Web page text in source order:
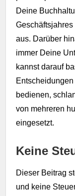
Deine
aus. Darüber
immer Deine
kannst darauf
bedienen,
von mehreren
eingesetzt.
Keine
Dieser Beitrag
und keine